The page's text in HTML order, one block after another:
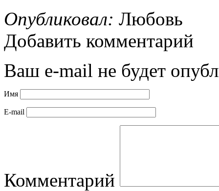
Опубликовал: Любовь
Добавить комментарий
Ваш e-mail не будет
Имя
E-mail
Комментарий